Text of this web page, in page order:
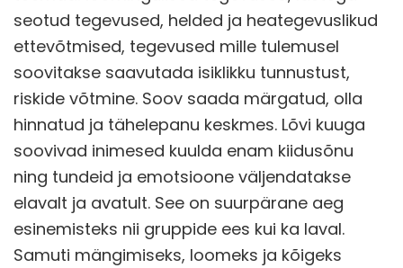
seotud tegevused, helded ja heategevuslikud
ettevõtmised, tegevused mille tulemusel
soovitakse saavutada isiklikku tunnustust,
riskide võtmine. Soov saada märgatud, olla
hinnatud ja tähelepanu keskmes. Lõvi kuuga
soovivad inimesed kuulda enam kiidusõnu
ning tundeid ja emotsioone väljendatakse
elavalt ja avatult. See on suurpärane aeg
esinemisteks nii gruppide ees kui ka laval.
Samuti mängimiseks, loomeks ja kõigeks